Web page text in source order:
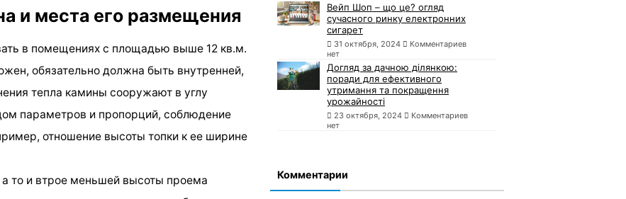
и места его размещения
в помещениях с площадью выше 12 кв.м.
обязательно должна быть внутренней,
тепла камины сооружают в углу
параметров и пропорций, соблюдение
отношение высоты топки к ее ширине
а то и втрое меньшей высоты проема
Вейп Шоп – що це? огляд
сучасного ринку електронних
сигарет
31 октября, 2024
Комментариев
нет
Догляд за дачною ділянкою:
поради для ефективного
утримання та покращення
урожайності
23 октября, 2024
Комментариев
нет
Комментарии